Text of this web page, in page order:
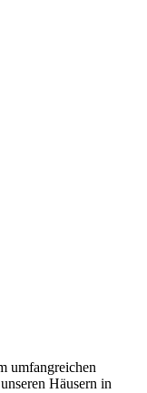
umfangreichen
Häusern in